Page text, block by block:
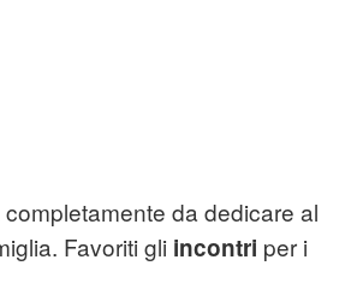
da dedicare al
Favoriti gli incontri per i